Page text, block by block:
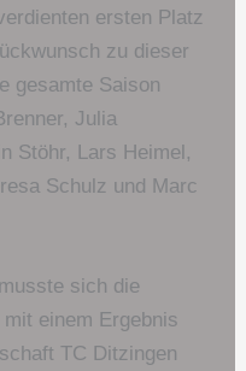
ersten Platz
zu dieser
gesamte Saison
Julia
Stöhr, Lars Heimel,
Schulz und Marc
sich die
mit einem Ergebnis
TC Ditzingen